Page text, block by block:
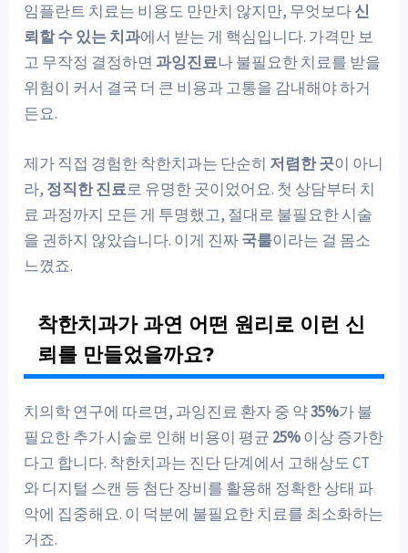
임플란트 치료는 비용도 만만치 않지만, 무엇보다신
뢰할 수 있는 치과에서 받는 게 핵심입니다. 가격만 보
고 무작정 결정하면 과잉진료나 불필요한 치료를 받을
위험이 커서 결국 더 큰 비용과 고통을 감내해야 하거
든요.
제가 직접 경험한 착한치과는 단순히 저렴한 곳이 아니
라, 정직한 진료로 유명한 곳이었어요. 첫 상담부터 치
료 과정까지 모든 게 투명했고, 절대로 불필요한 시술
을 권하지 않았습니다. 이게 진짜국룰이라는 걸 몸소
느꼈죠.
착한치과가 과연 어떤 원리로 이런 신
뢰를 만들었을까요?
치의학 연구에 따르면, 과잉진료 환자 중 약35%가 불
필요한 추가 시술로 인해 비용이 평균 25%이상 증가한
다고 합니다. 착한치과는 진단 단계에서 고해상도 CT
와 디지털 스캔 등 첨단 장비를 활용해 정확한 상태 파
악에 집중해요. 이 덕분에 불필요한 치료를 최소화하는
거죠.